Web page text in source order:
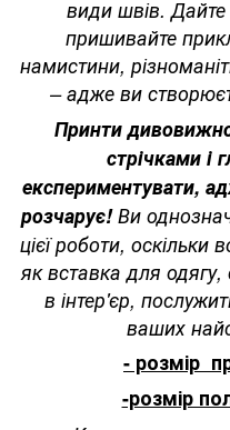
види швів. Дайте
пришивайте
намистини,
– адже ви
Принти
стрічками і
експериментувати,
розчарує! Ви
цієї роботи,
як вставка для
в інтер'єр,
ваших
- розмір
-розмір